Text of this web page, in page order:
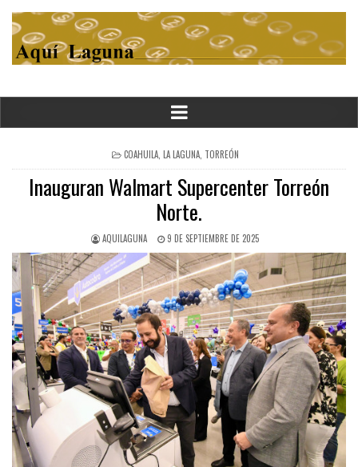
POSTED
IN
COAHUILA, LA LAGUNA, TORREÓN
Inauguran Walmart Supercenter Torreón
Norte.
AQUILAGUNA 9 DE SEPTIEMBRE DE 2025